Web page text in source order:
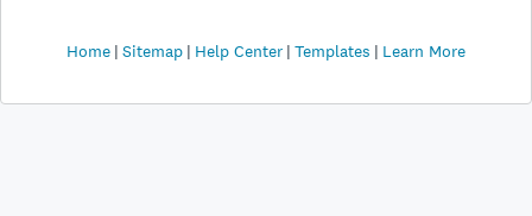
Home Sitemap Help Center Templates Learn More